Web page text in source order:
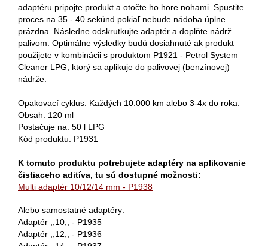
adaptéru pripojte produkt a otočte ho hore nohami. Spustite
proces na 35 - 40 sekúnd pokiaľ nebude nádoba úplne
prázdna. Následne odskrutkujte adaptér a doplňte nádrž
palivom. Optimálne výsledky budú dosiahnuté ak produkt
použijete v kombinácii s produktom P1921 - Petrol System
Cleaner LPG, ktorý sa aplikuje do palivovej (benzínovej)
nádrže.
Opakovací cyklus: Každých 10.000 km alebo 3-4x do roka.
Obsah: 120 ml
Postačuje na: 50 l LPG
Kód produktu: P1931
K tomuto produktu potrebujete adaptéry na aplikovanie
čistiaceho aditíva, tu sú dostupné možnosti:
Multi adaptér 10/12/14 mm - P1938
Alebo samostatné adaptéry:
Adaptér ,,10,, - P1935
Adaptér ,,12,, - P1936